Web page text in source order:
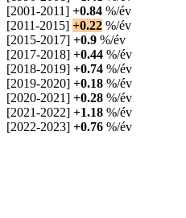
[2001-2011] +0.84 %/év
[2011-2015] +0.22 %/év
[2015-2017] +0.9 %/év
[2017-2018] +0.44 %/év
[2018-2019] +0.74 %/év
[2019-2020] +0.18 %/év
[2020-2021] +0.28 %/év
[2021-2022] +1.18 %/év
[2022-2023] +0.76 %/év